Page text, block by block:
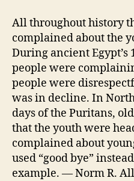
All throughout history
complained about the
During ancient Egypt’s
people were
people were
was in decline. In
days of the Puritans,
that the youth were
complained about
used “good bye”
example. — Norm R.